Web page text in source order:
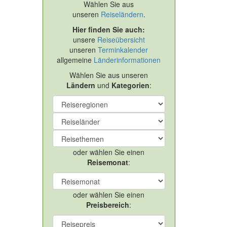
Wählen Sie aus
unseren Reiseländern.
Hier finden Sie auch:
unsere Reiseübersicht
unserenTerminkalender
allgemeine Länderinformationen
Wählen Sie aus unseren
Ländern und Kategorien:
oder wählen Sie einen
Reisemonat:
oder wählen Sie einen
Preisbereich: